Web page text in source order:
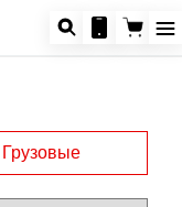
Грузовые